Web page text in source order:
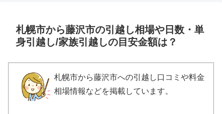
札幌市から藤沢市の引越し相場や日数・単
身引越し/家族引越しの目安金額は？
札幌市から藤沢市への引越し口コミや料金
相場情報などを掲載しています。